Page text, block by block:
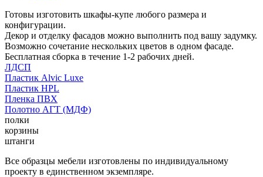
Готовы изготовить шкафы-купе любого размера и
конфигурации.
Декор и отделку фасадов можно выполнить под вашу задумку.
Возможно сочетание нескольких цветов в одном фасаде.
Бесплатная сборка в течение 1-2 рабочих дней.
ЛДСП
Пластик Alvic Luxe
Пластик HPL
Пленка ПВХ
Полотно АГТ (МДФ)
полки
корзины
штанги
Все образцы мебели изготовлены по индивидуальному
проекту в единственном экземпляре.